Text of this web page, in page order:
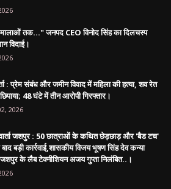
तक..." जनपद CEO विनोद सिंह का दिलचस्प
विदाई।
: प्रेम संबंध और जमीन विवाद में महिला की हत्या, शव रेत
48 घंटे में तीन आरोपी गिरफ्तार।
2026
जशपुर : 50 छात्राओं के कथित छेड़छाड़ और 'बैड टच'
बड़ी कार्रवाई,शासकीय विजय भूषण सिंह देव कन्या
के लैब टेक्नीशियन अजय गुप्ता निलंबित..।